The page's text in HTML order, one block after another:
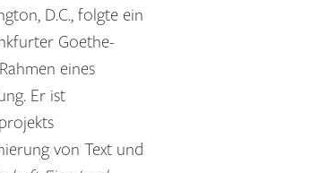
D.C., folgte ein
Goethe-
eines
Er ist
von Text und